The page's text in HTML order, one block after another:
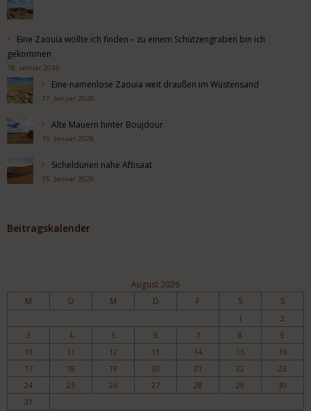
Eine Zaouia wollte ich finden – zu einem Schützengraben bin ich
gekommen
18. Januar 2026
Eine namenlose Zaouia weit draußen im Wüstensand
17. Januar 2026
Alte Mauern hinter Boujdour
16. Januar 2026
Sicheldünen nahe Aftisaat
15. Januar 2026
Beitragskalender
August 2026
M D M D F S S
1
2
3
4 5 6 7 8
9
10
11 12 13 14 15
16
17
18 19 20 21 22
23
24
25 26 27 28 29
30
31